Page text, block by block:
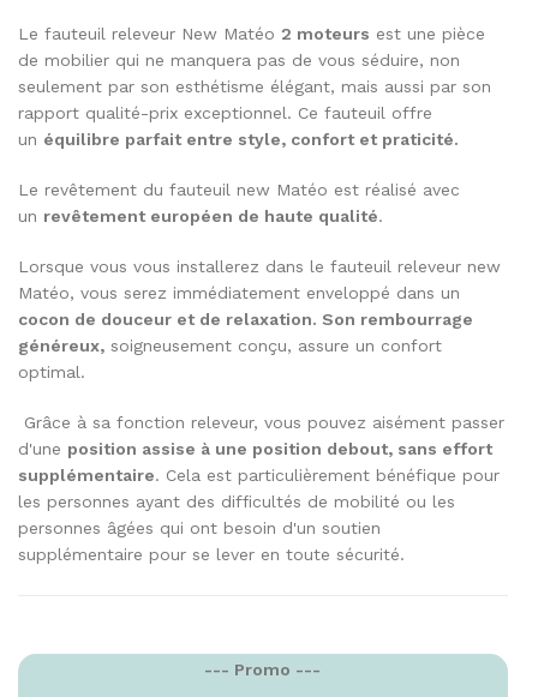
Le fauteuil releveur New Matéo 2 moteurs est une pièce
de mobilier qui ne manquera pas de vous séduire, non
seulement par son esthétisme élégant, mais aussi par son
rapport qualité-prix exceptionnel. Ce fauteuil offre
un équilibre parfait entre style, confort et praticité.
Le revêtement du fauteuil new Matéo est réalisé avec
un revêtement européen de haute qualité.
Lorsque vous vous installerez dans le fauteuil releveur new
Matéo, vous serez immédiatement enveloppé dans un
cocon de douceur et de relaxation. Son rembourrage
généreux, soigneusement conçu, assure un confort
optimal.
Grâce à sa fonction releveur, vous pouvez aisément passer
d'une position assise à une position debout, sans effort
supplémentaire. Cela est particulièrement bénéfique pour
les personnes ayant des difficultés de mobilité ou les
personnes âgées qui ont besoin d'un soutien
supplémentaire pour se lever en toute sécurité.
--- Promo ---